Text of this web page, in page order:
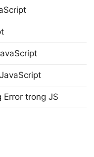
trong JS